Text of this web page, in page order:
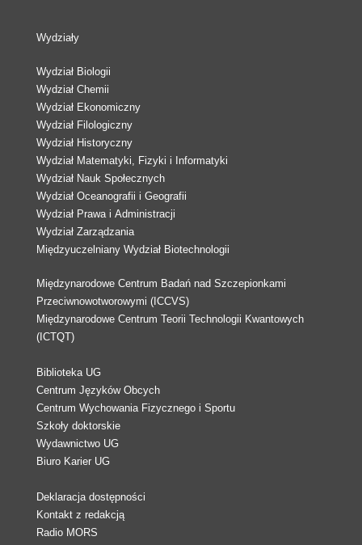
Wydziały
Wydział Biologii
Wydział Chemii
Wydział Ekonomiczny
Wydział Filologiczny
Wydział Historyczny
Wydział Matematyki, Fizyki i Informatyki
Wydział Nauk Społecznych
Wydział Oceanografii i Geografii
Wydział Prawa i Administracji
Wydział Zarządzania
Międzyuczelniany Wydział Biotechnologii
Międzynarodowe Centrum Badań nad Szczepionkami
Przeciwnowotworowymi (ICCVS)
Międzynarodowe Centrum Teorii Technologii Kwantowych
(ICTQT)
Biblioteka UG
Centrum Języków Obcych
Centrum Wychowania Fizycznego i Sportu
Szkoły doktorskie
Wydawnictwo UG
Biuro Karier UG
Deklaracja dostępności
Kontakt z redakcją
Radio MORS